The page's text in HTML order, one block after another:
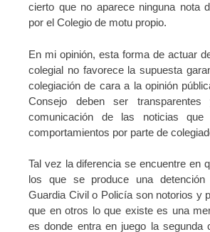
cierto que no aparece ninguna nota
por el Colegio de motu propio.
En mi opinión, esta forma de actuar
colegial no favorece la supuesta
colegiación de cara a la opinión
Consejo deben ser
comunicación de las noticias
comportamientos por parte de
Tal vez la diferencia se encuentre en
los que se produce una
Guardia Civil o Policía son notorios y
que en otros lo que existe es una
es donde entra en juego la segunda